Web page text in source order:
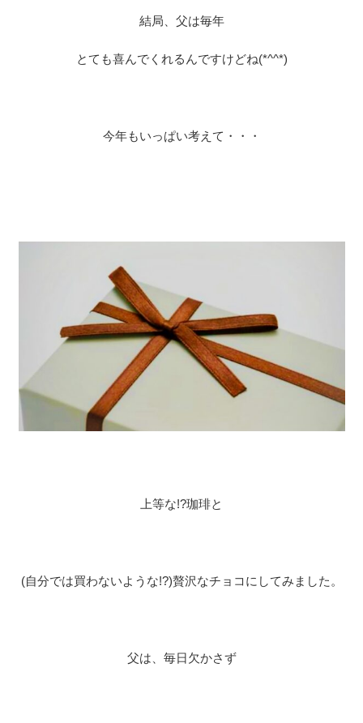
結局、父は毎年
とても喜んでくれるんですけどね(*^^*)
今年もいっぱい考えて・・・
上等な!?珈琲と
(自分では買わないような!?)贅沢なチョコにしてみました。
父は、毎日欠かさず